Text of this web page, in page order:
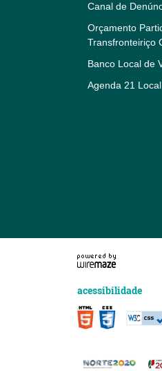
Canal de
Orçamento
Transfronteiriço
Banco Local de
Agenda 21 Local
acessibilidade